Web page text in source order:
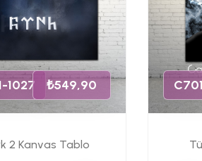
1027 ₺549,90
2 Kanvas Tablo